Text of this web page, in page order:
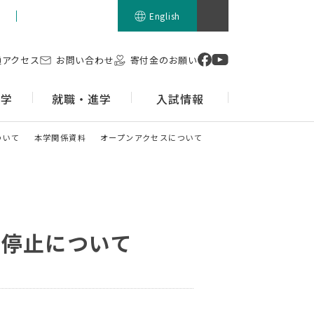
English
クセス お問い合わせ 寄付金のお願い
就職・進学 入試情報
て 本学関係資料
オープンアクセスについて
止について